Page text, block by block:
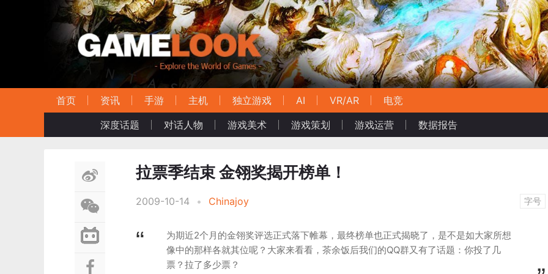
首页 资讯 手游 主机 独立游戏 AI VR/AR
电竞
深度话题
对话人物 游戏美术 游戏策划 游戏运营 数据报告
拉票季结束 金翎奖揭开榜单！
2009-10-14 • Chinajoy 字号
为期近2个月的金翎奖评选正式落下帷幕，最终榜单也正式揭晓了，是不是如大家所想
像中的那样各就其位呢？大家来看看，茶余饭后我们的QQ群又有了话题：你投了几
票？拉了多少票？